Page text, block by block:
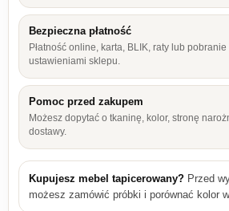
Bezpieczna płatność
Płatność online, karta, BLIK, raty lub
ustawieniami sklepu.
Pomoc przed zakupem
Możesz dopytać o tkaninę, kolor, stronę
dostawy.
Kupujesz mebel tapicerowany? Przed
możesz zamówić próbki i porównać kolor